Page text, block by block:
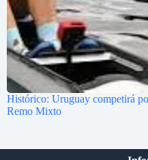
Histórico: Uruguay competirá
Remo Mixto